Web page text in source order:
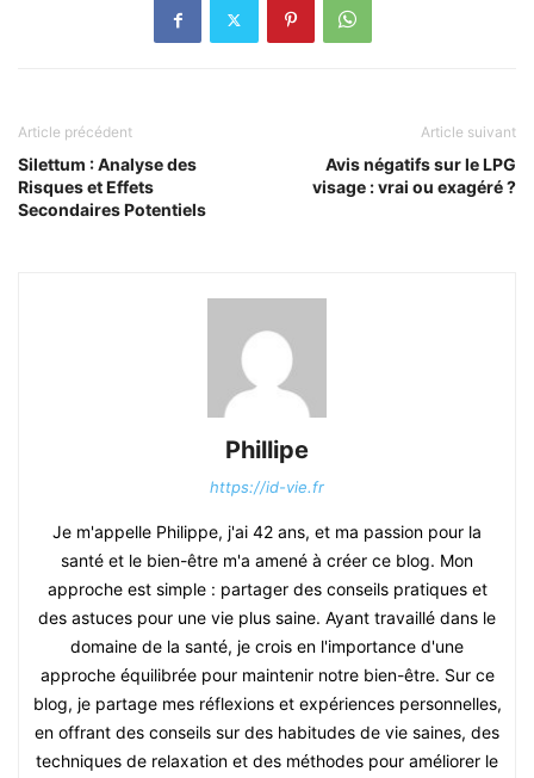
Article précédent
Silettum : Analyse des
Risques et Effets
Secondaires Potentiels
Article suivant
Avis négatifs sur le LPG
visage : vrai ou exagéré ?
Phillipe
https://id-vie.fr
Je m'appelle Philippe, j'ai 42 ans, et ma passion pour la
santé et le bien-être m'a amené à créer ce blog. Mon
approche est simple : partager des conseils pratiques et
des astuces pour une vie plus saine. Ayant travaillé dans le
domaine de la santé, je crois en l'importance d'une
approche équilibrée pour maintenir notre bien-être. Sur ce
blog, je partage mes réflexions et expériences personnelles,
en offrant des conseils sur des habitudes de vie saines, des
techniques de relaxation et des méthodes pour améliorer le